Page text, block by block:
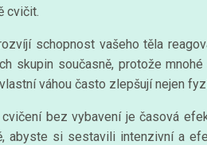
cvičit.
schopnost vašeho těla
skupin současně, protože
váhou často zlepšují nejen
bez vybavení je časová
abyste si sestavili intenzivní a